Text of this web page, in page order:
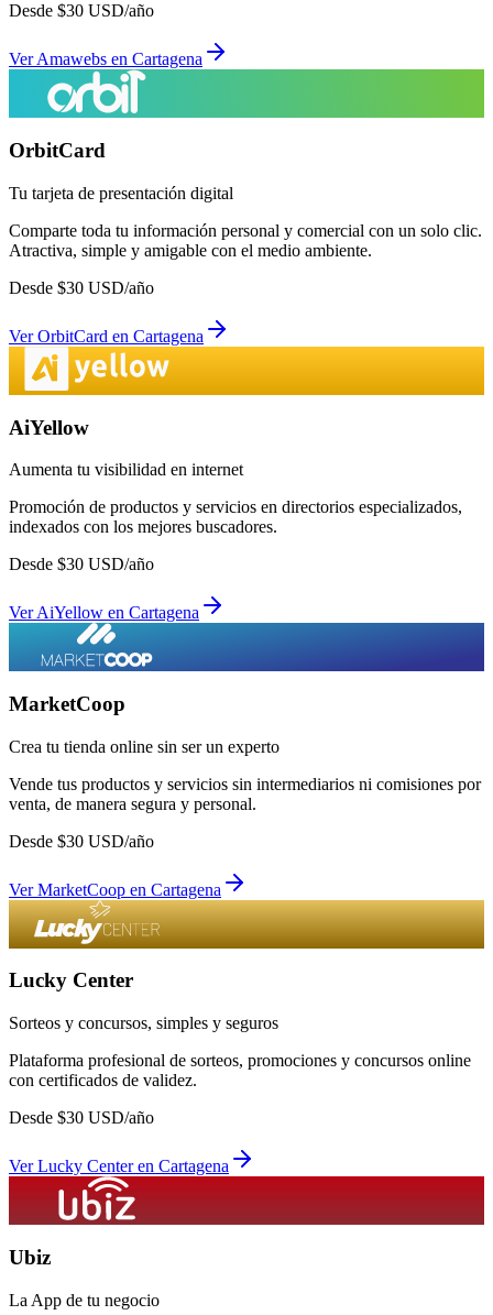
Desde $30 USD/año
VerAmawebs en Cartagena
OrbitCard
Tu tarjeta de presentación digital
Comparte toda tu información personal y comercial con un solo clic.
Atractiva, simple y amigable con el medio ambiente.
Desde $30 USD/año
VerOrbitCard en Cartagena
AiYellow
Aumenta tu visibilidad en internet
Promoción de productos y servicios en directorios especializados,
indexados con los mejores buscadores.
Desde $30 USD/año
VerAiYellow en Cartagena
MarketCoop
Crea tu tienda online sin ser un experto
Vende tus productos y servicios sin intermediarios ni comisiones por
venta, de manera segura y personal.
Desde $30 USD/año
VerMarketCoop en Cartagena
Lucky Center
Sorteos y concursos, simples y seguros
Plataforma profesional de sorteos, promociones y concursos online
con certificados de validez.
Desde $30 USD/año
VerLucky Centeren Cartagena
Ubiz
La App de tu negocio